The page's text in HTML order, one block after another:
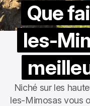
Que
les-
Niché sur les
les-Mimosas vous